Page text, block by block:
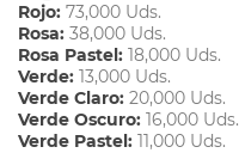
Rojo: 73,000 Uds.
Rosa: 38,000 Uds.
Rosa Pastel: 18,000 Uds.
Verde: 13,000 Uds.
Verde Claro: 20,000 Uds.
Verde Oscuro: 16,000 Uds.
Verde Pastel: 11,000 Uds.